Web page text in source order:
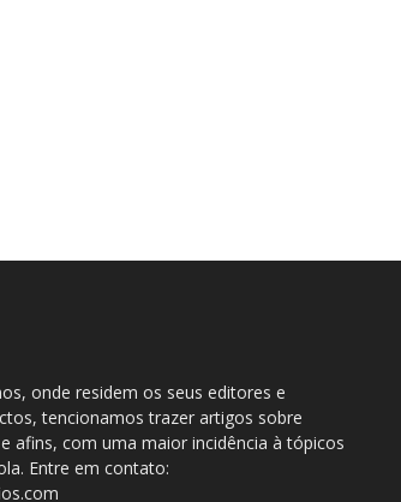
onde residem os seus editores e
tencionamos trazer artigos sobre
afins, com uma maior incidência à tópicos
Entre em contato: